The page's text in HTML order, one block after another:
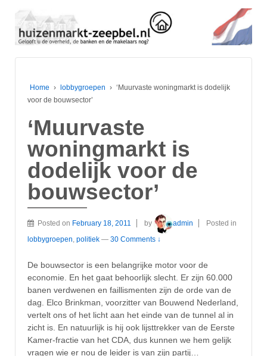
Home › lobbygroepen › ‘Muurvaste woningmarkt is dodelijk
voor de bouwsector’
‘Muurvaste
woningmarkt is
dodelijk voor de
bouwsector’
Posted on February 18, 2011 by admin
Posted in
lobbygroepen politiek — 30 Comments ↓
De bouwsector is een belangrijke motor voor de
economie. En het gaat behoorlijk slecht. Er zijn 60.000
banen verdwenen en faillismenten zijn de orde van de
dag. Elco Brinkman, voorzitter van Bouwend Nederland,
vertelt ons of het licht aan het einde van de tunnel al in
zicht is. En natuurlijk is hij ook lijsttrekker van de Eerste
Kamer-fractie van het CDA, dus kunnen we hem gelijk
vragen wie er nou de leider is van zijn partij…